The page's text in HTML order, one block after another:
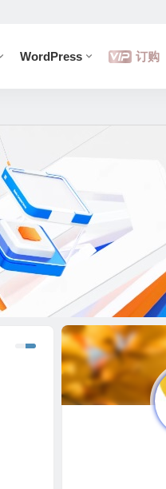
WordPress 订购